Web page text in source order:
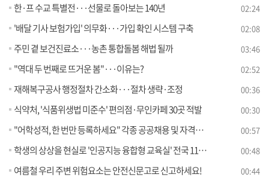
한·프 수교 특별전···선물로 돌아보는 140년 02:24
'배달 기사 보험가입' 의무화···가입 확인 시스템 구축 02:08
주민 곁 보건진료소···농촌 통합돌봄 해법 될까 03:46
"역대 두 번째로 뜨거운 봄"···이유는? 02:52
재해복구공사 행정절차 간소화···절차 생략·조정 00:36
식약처, '식품위생법 미준수' 편의점·무인카페 30곳 적발 00:30
"어학성적, 한 번만 등록하세요" 각종 공공채용 및 자격시험에서 모두 활용 가능 00:57
학생의 상상을 현실로 '인공지능 융합형 교육실' 전국 118개 학교에 조성한다 00:48
여름철 우리 주변 위험요소는 안전신문고로 신고하세요! 00:44